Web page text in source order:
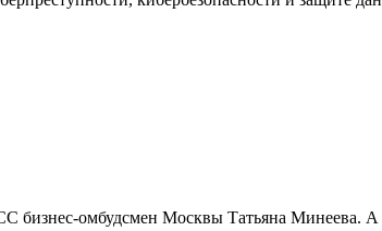
омбудсмен Москвы Татьяна Минеева.